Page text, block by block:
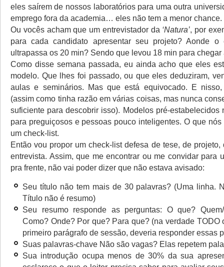
eles saírem de nossos laboratórios para uma outra
emprego fora da academia… eles não tem a menor chance.
Ou vocês acham que um entrevistador da ‘Natura’, por
para cada candidato apresentar seu projeto? Aonde o
ultrapassa os 20 min? Sendo que levou 18 min para
Como disse semana passada, eu ainda acho que eles
modelo. Que lhes foi passado, ou que eles deduziram,
aulas e seminários. Mas que está equivocado. E
(assim como tinha razão em várias coisas, mas nunca
suficiente para descobrir isso). Modelos pré-estabelecidos
para preguiçosos e pessoas pouco inteligentes. O que
um check-list.
Então vou propor um check-list defesa de tese, de projeto,
entrevista. Assim, que me encontrar ou me convidar para
pra frente, não vai poder dizer que não estava avisado:
Seu título não tem mais de 30 palavras? (Uma linha.
Título não é resumo)
Seu resumo responde as perguntas: O que?
Como? Onde? Por que? Para que? (na verdade TODO
primeiro parágrafo de sessão, deveria responder essas
Suas palavras-chave Não são vagas? Elas repetem
Sua introdução ocupa menos de 30% da sua